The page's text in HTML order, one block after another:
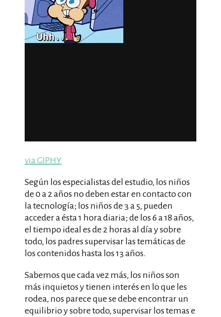
via GIPHY
Según los especialistas del estudio, los niños
de 0 a 2 años no deben estar en contacto con
la tecnología; los niños de 3 a 5, pueden
acceder a ésta 1 hora diaria; de los 6 a 18 años,
el tiempo ideal es de 2 horas al día y sobre
todo, los padres supervisar las temáticas de
los contenidos hasta los 13 años.
Sabemos que cada vez más, los niños son
más inquietos y tienen interés en lo que les
rodea, nos parece que se debe encontrar un
equilibrio y sobre todo, supervisar los temas e